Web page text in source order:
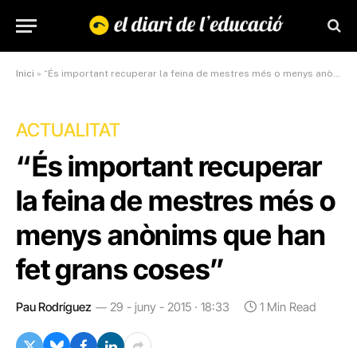
Inici » “És important recuperar la feina de mestres més o menys anònims que han fet grans coses”
ACTUALITAT
“És important recuperar
la feina de mestres més o
menys anònims que han
fet grans coses”
Pau Rodríguez 29 - juny - 2015 · 18:33 1 Min Read